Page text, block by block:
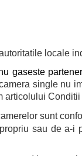
locale
gaseste
single nu
sunt
sau de a-i